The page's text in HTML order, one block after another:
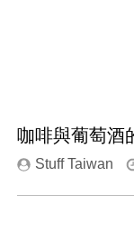
咖啡與葡萄酒
Stuff Taiwan